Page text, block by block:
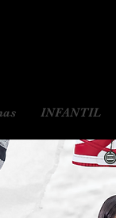
INFANTIL